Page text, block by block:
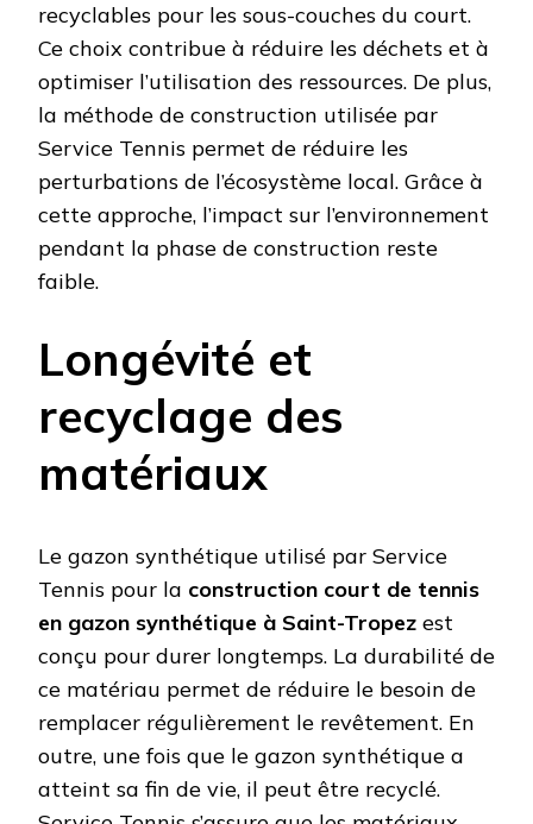
recyclables pour les sous-couches du court.
Ce choix contribue à réduire les déchets et à
optimiser l’utilisation des ressources. De plus,
la méthode de construction utilisée par
Service Tennis permet de réduire les
perturbations de l’écosystème local. Grâce à
cette approche, l’impact sur l’environnement
pendant la phase de construction reste
faible.
Longévité et
recyclage des
matériaux
Le gazon synthétique utilisé par Service
Tennis pour la construction court de tennis
en gazon synthétique à Saint-Tropez est
conçu pour durer longtemps. La durabilité de
ce matériau permet de réduire le besoin de
remplacer régulièrement le revêtement. En
outre, une fois que le gazon synthétique a
atteint sa fin de vie, il peut être recyclé.